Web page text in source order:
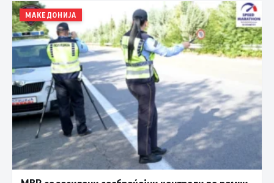
МАКЕДОНИЈА